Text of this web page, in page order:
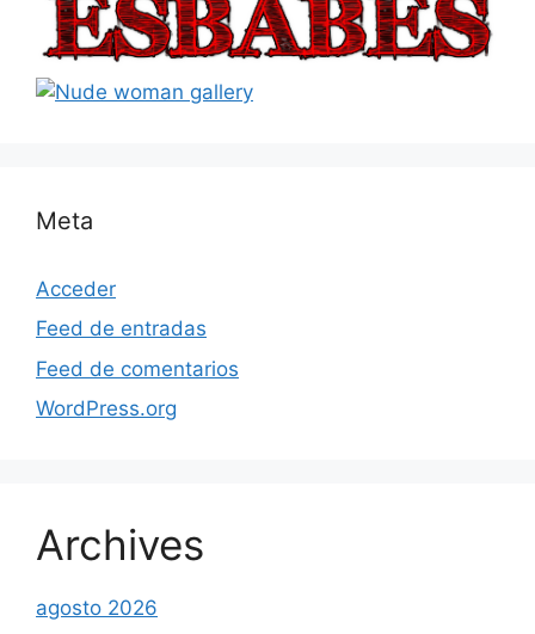
Meta
Acceder
Feed de entradas
Feed de comentarios
WordPress.org
Archives
agosto 2026